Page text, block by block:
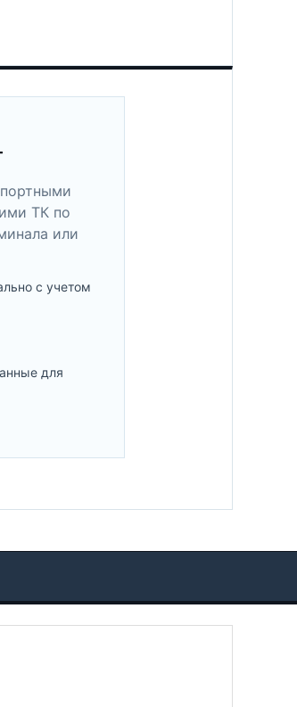
ТК по
или
с учетом
для